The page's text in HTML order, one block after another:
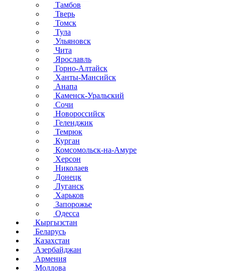
Тамбов
Тверь
Томск
Тула
Ульяновск
Чита
Ярославль
Горно-Алтайск
Ханты-Мансийск
Анапа
Каменск-Уральский
Сочи
Новороссийск
Геленджик
Темрюк
Курган
Комсомольск-на-Амуре
Херсон
Николаев
Донецк
Луганск
Харьков
Запорожье
Одесса
Кыргызстан
Беларусь
Казахстан
Азербайджан
Армения
Молдова